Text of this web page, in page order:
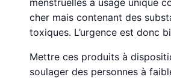
menstruelles à usage unique
cher mais contenant des
toxiques. L’urgence est donc
Mettre ces produits à
soulager des personnes à